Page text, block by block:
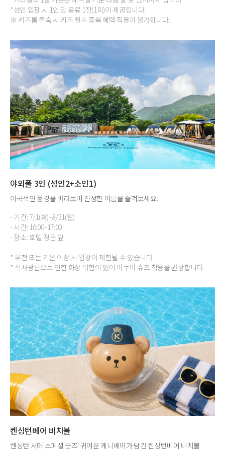
*성인 입장 시 1인 당 음료 1잔(1회)이 제공됩니다.
※ 키즈룸 투숙 시 키즈 월드 중복 혜택 적용이 불가합니다.
야외풀 3인 (성인2+소인1)
이국적인 풍경을 바라보며 진정한 여름을 즐겨보세요.
- 기간: 7/1(화)~8/31(일)
- 시간: 10:00~17:00
- 장소: 호텔 정문 앞
* 우천 또는 기온 이상 시 입장이 제한될 수 있습니다.
* 직사광선으로 인한 화상 위험이 있어 아쿠아 슈즈 착용을 권장합니다.
켄싱턴베어 비치볼
켄싱턴 서머 스페셜 굿즈! 귀여운 케니베어가 담긴 켄싱턴베어 비치볼